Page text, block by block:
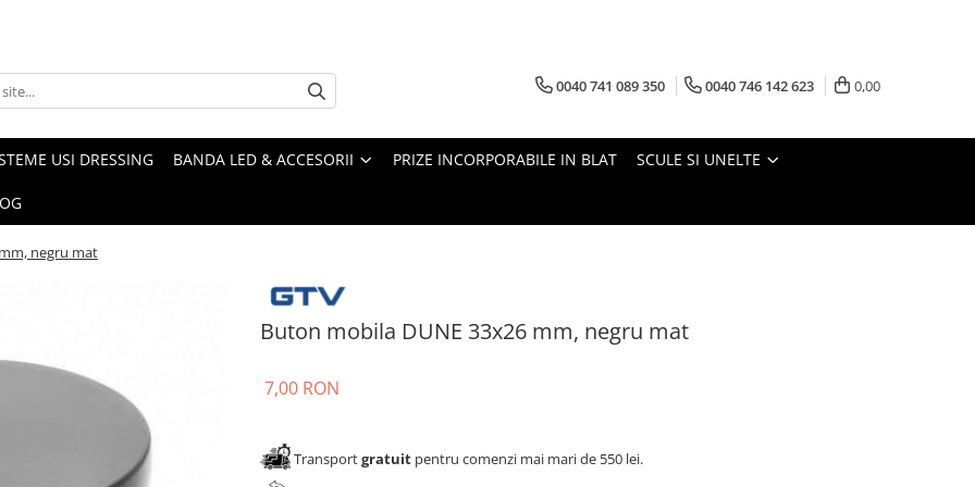
0040 741 089 350 0040 746 142 623 0,00
USI DRESSING BANDA LED & ACCESORII PRIZE INCORPORABILE IN BLAT SCULE SI UNELTE
negru mat
Buton mobila DUNE 33x26 mm, negru mat
7,00 RON
Transportgratuit pentru comenzi mai mari de 550 lei.